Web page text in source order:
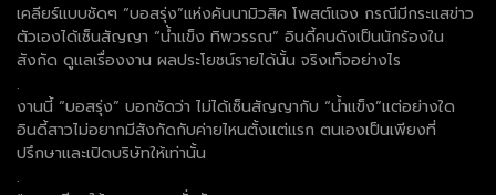
เคลียร์แบบชัดๆ “บอสรุ่ง”แห่งคันนามิวสิค โพสต์แจง กรณีมีกระแสข่าว
ตัวเองได้เซ็นสัญญา “น้ำแข็ง ทิพวรรณ” อินดี้คนดังเป็นนักร้องใน
สังกัด ดูแลเรื่องงาน ผลประโยชน์รายได้นั้น จริงเท็จอย่างไร
.
งานนี้ “บอสรุ่ง” บอกชัดว่า ไม่ได้เซ็นสัญญากับ “น้ำแข็ง”แต่อย่างใด
อินดี้สาวไม่อยากมีสังกัดกับค่ายไหนตั้งแต่แรก ตนเองเป็นเพียงที่
ปรึกษาและเปิดบริษัทให้เท่านั้น
.